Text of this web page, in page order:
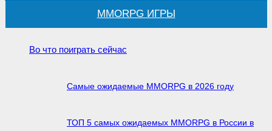
MMORPG ИГРЫ
Во что поиграть сейчас
Самые ожидаемые MMORPG в 2026 году
ТОП 5 самых ожидаемых MMORPG в России в